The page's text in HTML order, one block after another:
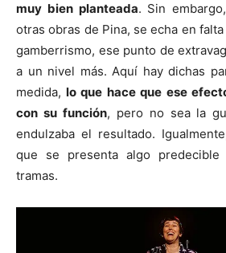
muy bien planteada. Sin
otras obras de Pina, se echa en
gamberrismo, ese punto de
a un nivel más. Aquí hay dichas
medida, lo que hace que ese
con su función, pero no sea la
endulzaba el resultado.
que se presenta algo
tramas.